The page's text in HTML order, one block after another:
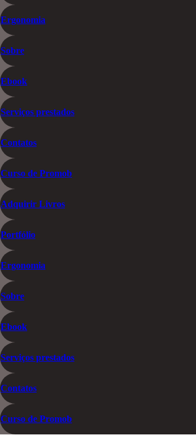
Ergonomia
Sobre
Ebook
Serviços prestados
Contatos
Curso de Promob
Adquirir Livros
Portfólio
Ergonomia
Sobre
Ebook
Serviços prestados
Contatos
Curso de Promob